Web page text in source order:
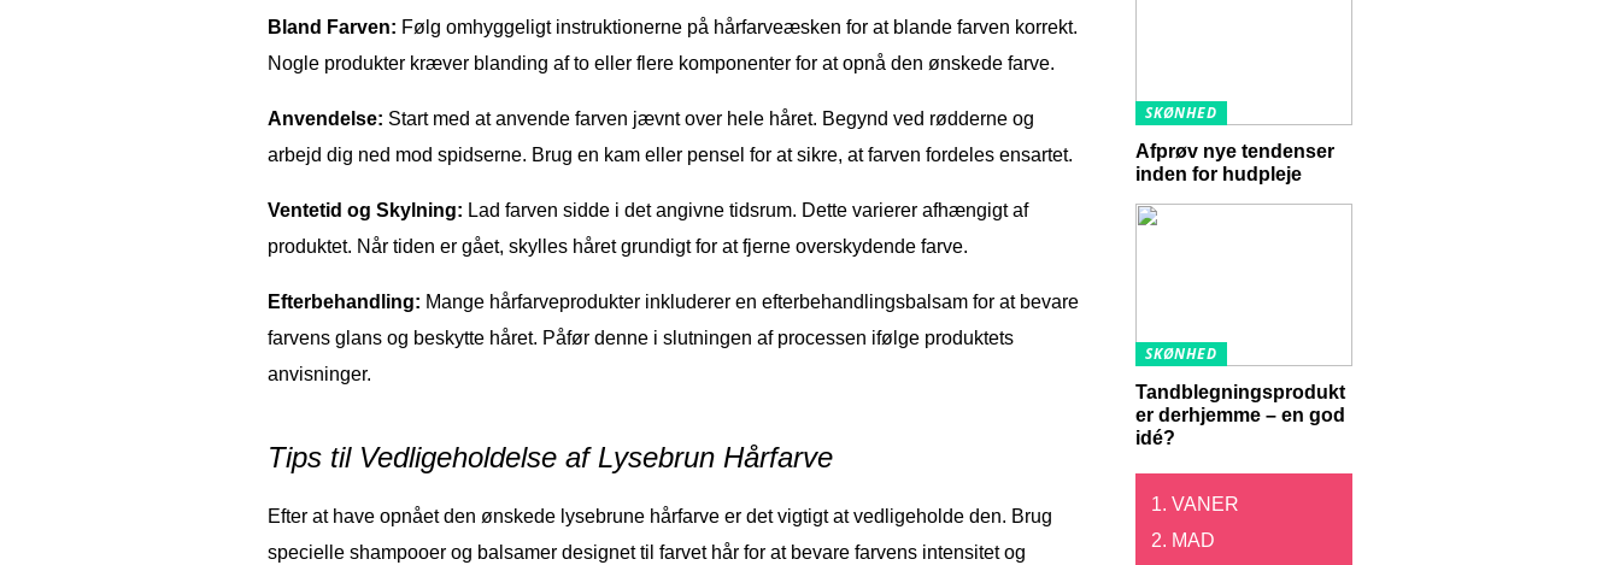
Bland Farven: Følg omhyggeligt instruktionerne på hårfarveæsken for at blande farven korrekt.
Nogle produkter kræver blanding af to eller flere komponenter for at opnå den ønskede farve.
Anvendelse: Start med at anvende farven jævnt over hele håret. Begynd ved rødderne og
arbejd dig ned mod spidserne. Brug en kam eller pensel for at sikre, at farven fordeles ensartet.
Ventetid og Skylning: Lad farven sidde i det angivne tidsrum. Dette varierer afhængigt af
produktet. Når tiden er gået, skylles håret grundigt for at fjerne overskydende farve.
Efterbehandling: Mange hårfarveprodukter inkluderer en efterbehandlingsbalsam for at bevare
farvens glans og beskytte håret. Påfør denne i slutningen af processen ifølge produktets
anvisninger.
Tips til Vedligeholdelse af Lysebrun Hårfarve
Efter at have opnået den ønskede lysebrune hårfarve er det vigtigt at vedligeholde den. Brug
specielle shampooer og balsamer designet til farvet hår for at bevare farvens intensitet og
SKØNHED
Afprøv nye tendenser
inden for hudpleje
SKØNHED
Tandblegningsprodukt
er derhjemme – en god
idé?
VANER
MAD